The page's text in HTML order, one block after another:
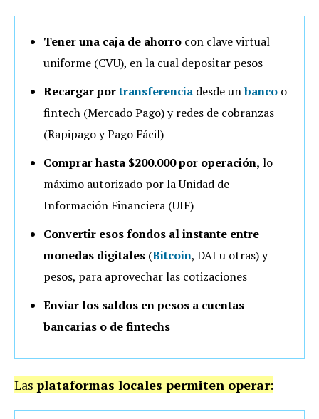
Teneruna caja de ahorro con clave virtual
uniforme (CVU), en la cual depositar pesos
Recargar portransferencia desde unbanco o
fintech (Mercado Pago) y redes de cobranzas
(Rapipago y Pago Fácil)
Comprar hasta $200.000 por operación, lo
máximo autorizado por la Unidad de
Información Financiera (UIF)
Convertir esos fondos al instante entre
monedas digitales (Bitcoin, DAI u otras) y
pesos, para aprovechar las cotizaciones
Enviar los saldos en pesos a cuentas
bancarias o de fintechs
Las plataformas locales permiten operar: